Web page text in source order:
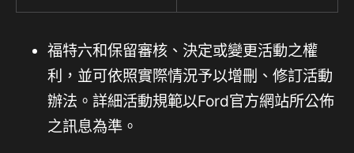
福特六和保留審核、決定或變更活動之權
利，並可依照實際情況予以增刪、修訂活動
辦法。詳細活動規範以Ford官方網站所公佈
之訊息為準。